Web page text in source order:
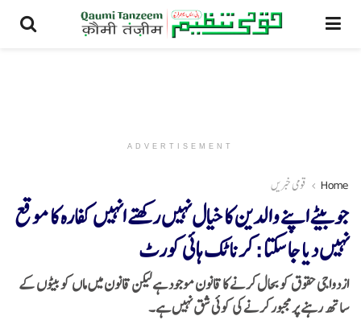
ADVERTISEMENT
Home قومی خبریں
جو بیٹے اپنے والدین کا خیال نہیں رکھتے انہیں کفارہ کا موقع
نہیں دیا جا سکتا : کرناٹک ہائی کورٹ
ازدواجی حقوق کو بحال کرنے کا قانون موجود ہے لیکن قانون میں ماں کو بیٹوں کے
ساتھ رہنے پر مجبور کرنے کی کوئی شق نہیں ہے۔